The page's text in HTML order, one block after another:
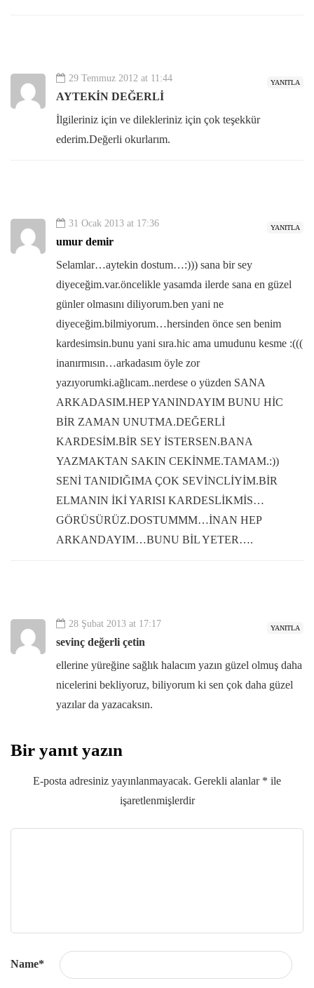
YANITLA
29 Temmuz 2012 at 11:44
AYTEKİN DEĞERLİ
İlgileriniz için ve dilekleriniz için çok teşekkür
ederim.Değerli okurlarım.
YANITLA
31 Ocak 2013 at 17:36
umur demir
Selamlar…aytekin dostum…:))) sana bir sey
diyeceğim.var.öncelikle yasamda ilerde sana en güzel
günler olmasını diliyorum.ben yani ne
diyeceğim.bilmiyorum…hersinden önce sen benim
kardesimsin.bunu yani sıra.hic ama umudunu kesme :(((
inanırmısın…arkadasım öyle zor
yazıyorumki.ağlıcam..nerdese o yüzden SANA
ARKADASIM.HEP YANINDAYIM BUNU HİC
BİR ZAMAN UNUTMA.DEĞERLİ
KARDESİM.BİR SEY İSTERSEN.BANA
YAZMAKTAN SAKIN CEKİNME.TAMAM.:))
SENİ TANIDIĞIMA ÇOK SEVİNCLİYİM.BİR
ELMANIN İKİ YARISI KARDESLİKMİS…
GÖRÜSÜRÜZ.DOSTUMMM…İNAN HEP
ARKANDAYIM…BUNU BİL YETER….
YANITLA
28 Şubat 2013 at 17:17
sevinç değerli çetin
ellerine yüreğine sağlık halacım yazın güzel olmuş daha
nicelerini bekliyoruz, biliyorum ki sen çok daha güzel
yazılar da yazacaksın.
Bir yanıt yazın
E-posta adresiniz yayınlanmayacak. Gerekli alanlar * ile
işaretlenmişlerdir
Name*